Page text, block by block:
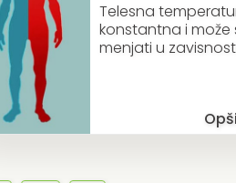
Telesna
konstantna i može
menjati u